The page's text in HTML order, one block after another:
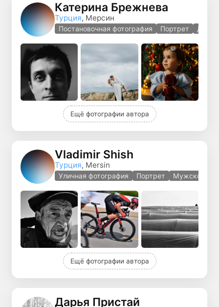
Катерина Брежнева
Турция, Мерсин
Постановочная фотография Портрет
Ещё фотографии автора
Vladimir Shish
Турция, Mersin
Уличная фотография Портрет Мужской
Ещё фотографии автора
Дарья Пристай